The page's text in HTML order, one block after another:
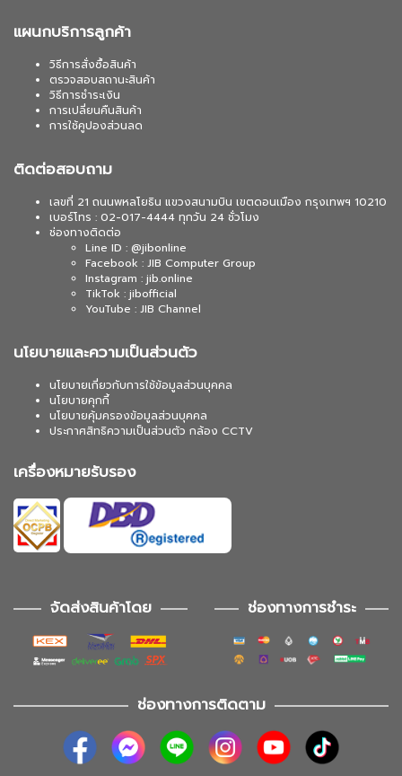
แผนกบริการลูกค้า
วิธีการสั่งซื้อสินค้า
ตรวจสอบสถานะสินค้า
วิธีการชำระเงิน
การเปลี่ยนคืนสินค้า
การใช้คูปองส่วนลด
ติดต่อสอบถาม
เลขที่ 21 ถนนพหลโยธิน แขวงสนามบิน เขตดอนเมือง กรุงเทพฯ 10210
เบอร์โทร : 02-017-4444 ทุกวัน 24 ชั่วโมง
ช่องทางติดต่อ
Line ID : @jibonline
Facebook : JIB Computer Group
Instagram : jib.online
TikTok : jibofficial
YouTube : JIB Channel
นโยบายและความเป็นส่วนตัว
นโยบายเกี่ยวกับการใช้ข้อมูลส่วนบุคคล
นโยบายคุกกี้
นโยบายคุ้มครองข้อมูลส่วนบุคคล
ประกาศสิทธิความเป็นส่วนตัว กล้อง CCTV
เครื่องหมายรับรอง
จัดส่งสินค้าโดย ช่องทางการชำระ
ช่องทางการติดตาม